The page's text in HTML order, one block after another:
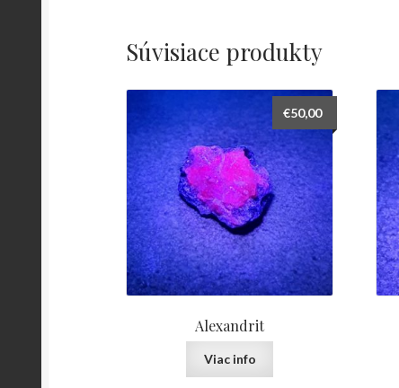
Súvisiace produkty
Alexandrit
€50,00
Viac info